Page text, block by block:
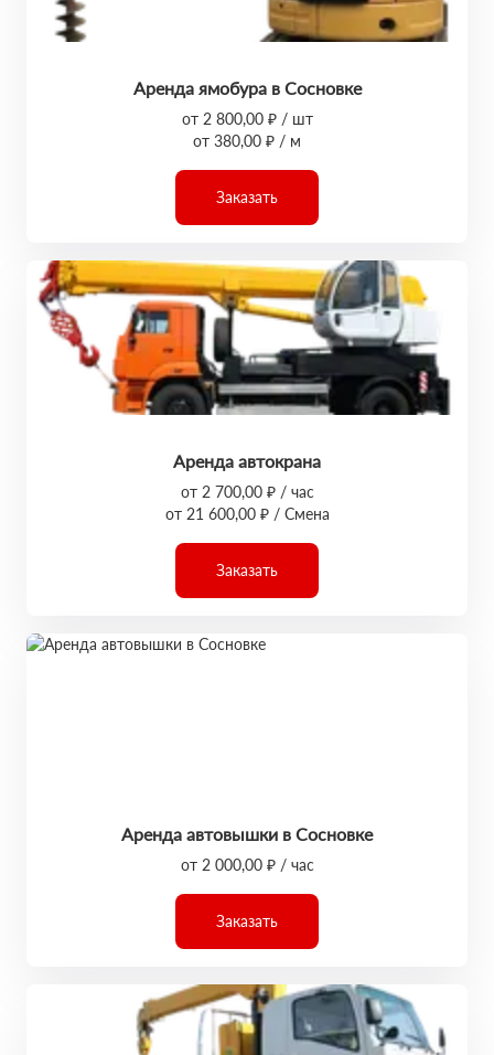
Аренда ямобура в Сосновке
от 2 800,00 ₽ / шт
от 380,00 ₽ / м
Заказать
Аренда автокрана
от 2 700,00 ₽ / час
от 21 600,00 ₽ / Смена
Заказать
Аренда автовышки в Сосновке
от 2 000,00 ₽ / час
Заказать